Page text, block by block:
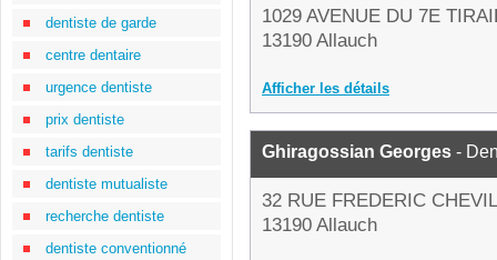
dentiste de garde
centre dentaire
urgence dentiste
prix dentiste
tarifs dentiste
dentiste mutualiste
recherche dentiste
dentiste conventionné
1029 AVENUE DU 7E
13190 Allauch
Afficher les détails
Ghiragossian Georges -
32 RUE FREDERIC
13190 Allauch